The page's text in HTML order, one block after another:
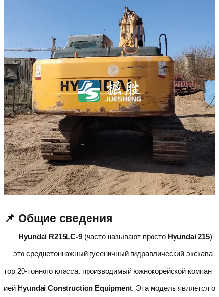
📌 Общие сведения
Hyundai R215LC-9 (часто называют просто Hyundai 215)
— это среднетоннажный гусеничный гидравлический экскава
тор 20-тонного класса, производимый южнокорейской компан
ией Hyundai Construction Equipment. Эта модель является о